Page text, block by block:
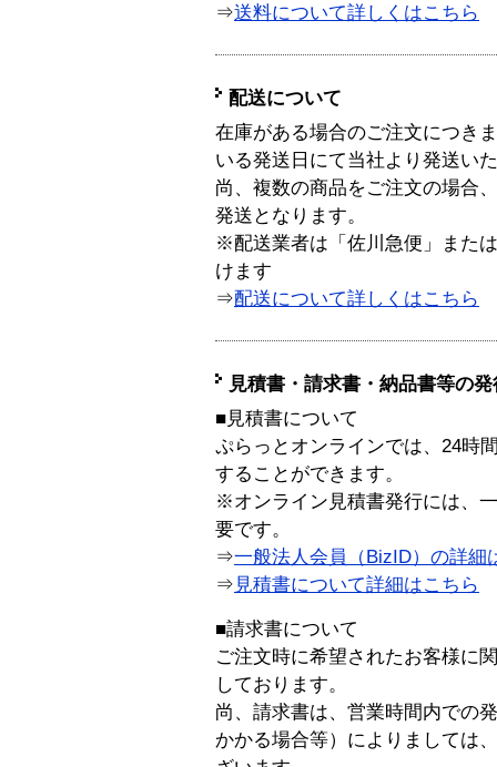
⇒送料について詳しくはこちら
配送について
在庫がある場合のご注文につき
いる発送日にて当社より発送い
尚、複数の商品をご注文の場合
発送となります。
※配送業者は「佐川急便」また
けます
⇒配送について詳しくはこちら
見積書・請求書・納品書等の
■見積書について
ぷらっとオンラインでは、24時
することができます。
※オンライン見積書発行には、
要です。
⇒一般法人会員（BizID）の詳細
⇒ 見積書について詳細はこちら
■請求書について
ご注文時に希望されたお客様に
しております。
尚、請求書は、営業時間内での
かかる場合等）によりましては